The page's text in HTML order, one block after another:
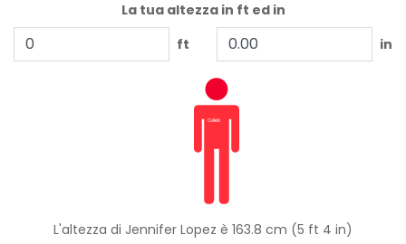
La tua altezza in ft ed in
ft
in
L'altezza di Jennifer Lopez è 163.8 cm (5 ft 4 in)